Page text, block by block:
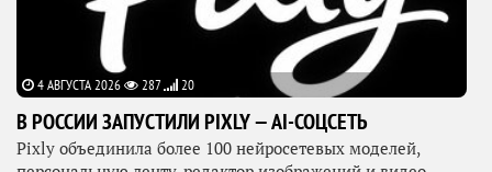
4 АВГУСТА 2026 287 20
В РОССИИ ЗАПУСТИЛИ PIXLY — AI-СОЦСЕТЬ
Pixly объединила более 100 нейросетевых моделей,